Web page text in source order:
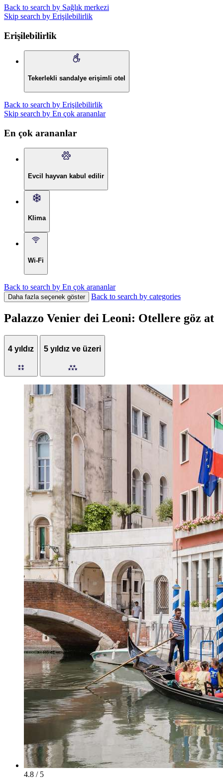
Back to search by Sağlık merkezi
Skip search by Erişilebilirlik
Erişilebilirlik
Tekerlekli sandalye erişimli otel
Back to search by Erişilebilirlik
Skip search by En çok arananlar
En çok arananlar
Evcil hayvan kabul edilir
Klima
Wi-Fi
Back to search by En çok arananlar
Daha fazla seçenek göster Back to search by categories
Palazzo Venier dei Leoni: Otellere göz at
4 yıldız 5 yıldız ve üzeri
4.8 / 5